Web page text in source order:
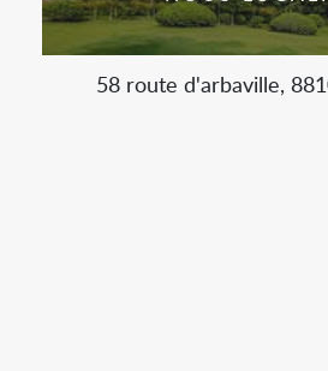
58 route d'arbaville,